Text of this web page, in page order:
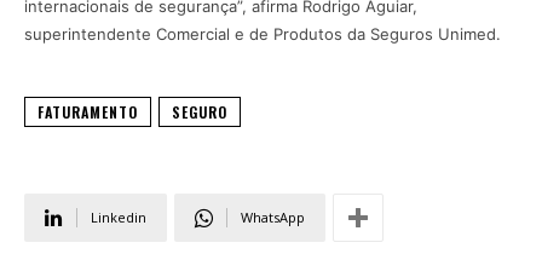
internacionais de segurança”, afirma Rodrigo Aguiar,
superintendente Comercial e de Produtos da Seguros Unimed.
FATURAMENTO SEGURO
Linkedin WhatsApp